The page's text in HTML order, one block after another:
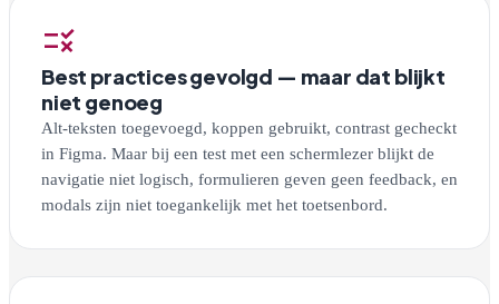
rule
Best practices gevolgd — maar dat blijkt
niet genoeg
Alt-teksten toegevoegd, koppen gebruikt, contrast gecheckt
in Figma. Maar bij een test met een schermlezer blijkt de
navigatie niet logisch, formulieren geven geen feedback, en
modals zijn niet toegankelijk met het toetsenbord.